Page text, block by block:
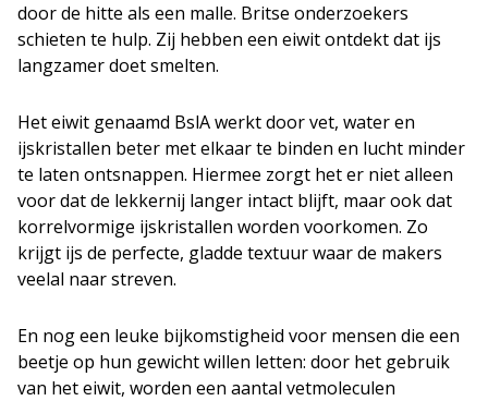
door de hitte als een malle. Britse onderzoekers
schieten te hulp. Zij hebben een eiwit ontdekt dat ijs
langzamer doet smelten.
Het eiwit genaamd BslA werkt door vet, water en
ijskristallen beter met elkaar te binden en lucht minder
te laten ontsnappen. Hiermee zorgt het er niet alleen
voor dat de lekkernij langer intact blijft, maar ook dat
korrelvormige ijskristallen worden voorkomen. Zo
krijgt ijs de perfecte, gladde textuur waar de makers
veelal naar streven.
En nog een leuke bijkomstigheid voor mensen die een
beetje op hun gewicht willen letten: door het gebruik
van het eiwit, worden een aantal vetmoleculen